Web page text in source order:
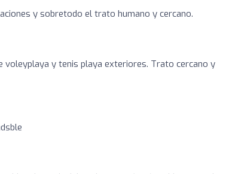
y sobretodo el trato humano y cercano.
voleyplaya y tenis playa exteriores. Trato cercano y